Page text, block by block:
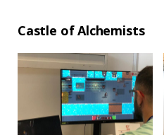
Castle of Alchemists